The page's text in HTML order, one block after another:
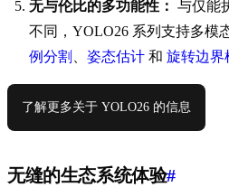
无与伦比的多功能性： 与仅能
不同，YOLO26 系列支持多模
例分割
姿态估计 和 旋转边界
了解更多关于 YOLO26 的信息
无缝的生态系统体验#